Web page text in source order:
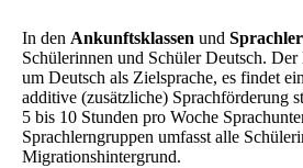
In den Ankunftsklassen und
Schülerinnen und Schüler Deutsch.
um Deutsch als Zielsprache, es findet
additive (zusätzliche) Sprachförderung
5 bis 10 Stunden pro Woche
Sprachlerngruppen umfasst alle
Migrationshintergrund.